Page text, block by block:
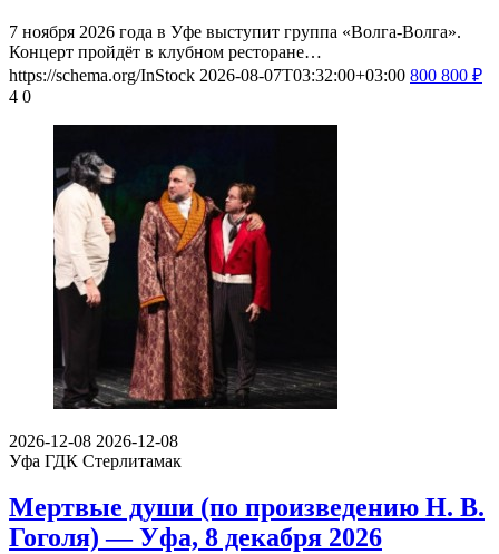
7 ноября 2026 года в Уфе выступит группа «Волга-Волга».
Концерт пройдёт в клубном ресторане…
https://schema.org/InStock 2026-08-07T03:32:00+03:00 800 800 ₽
4 0
2026-12-08 2026-12-08
Уфа ГДК Стерлитамак
Мертвые души (по произведению Н. В.
Гоголя) — Уфа, 8 декабря 2026